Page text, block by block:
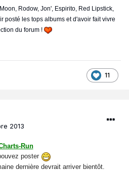
Rodow, Jon', Espirito, Red Lipstick,
posté les tops albums et d'avoir fait vivre
du forum !
11
2013
Run
poster
dernière devrait arriver bientôt.